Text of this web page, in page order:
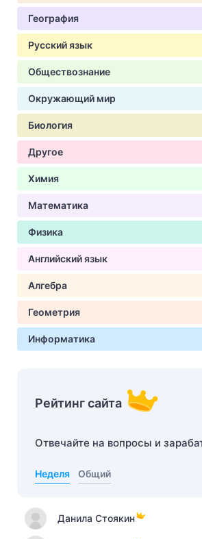
География
Русский язык
Обществознание
Окружающий мир
Биология
Другое
Химия
Математика
Физика
Английский язык
Алгебра
Геометрия
Информатика
Рейтинг сайта
Отвечайте на вопросы и
Неделя Общий
Данила Стоякин